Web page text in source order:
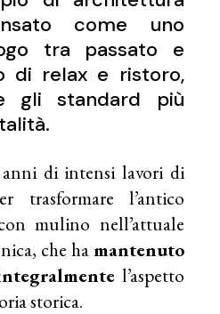
come uno
tra passato e
di relax e ristoro,
gli standard più
di intensi lavori di
trasformare l’antico
mulino nell’attuale
che hamantenuto
l’aspetto
storica.